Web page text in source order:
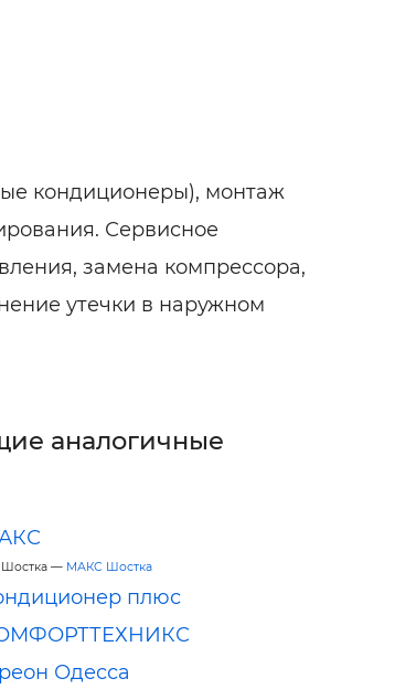
кондиционеры), монтаж
Сервисное
замена компрессора,
утечки в наружном
аналогичные
Шостка — МАКС Шостка
плюс
Одесса